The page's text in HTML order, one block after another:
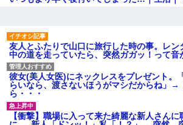
友人とふたりで山口に旅行した時の事。レン
中の道を走っていたら、突然ガガッ！って
彼女(美人女医)にネックレスをプレゼント。
らいなら、渡さないほうがマシだからね」→
ら・・・
【衝撃】職場に入って来た綺麗な新人さん